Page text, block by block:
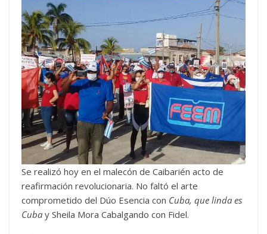
Se realizó hoy en el malecón de Caibarién acto de
reafirmación revolucionaria. No faltó el arte
comprometido del Dúo Esencia con Cuba, que linda es
Cuba y Sheila Mora Cabalgando con Fidel.